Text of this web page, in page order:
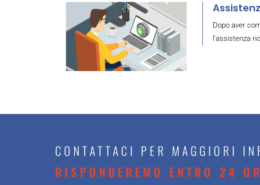
Dopo aver
l’assistenza
CONTATTACI PER MAGGIORI
RISPONDEREMO ENTRO 24